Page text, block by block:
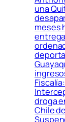
una
meses
droga
Chile